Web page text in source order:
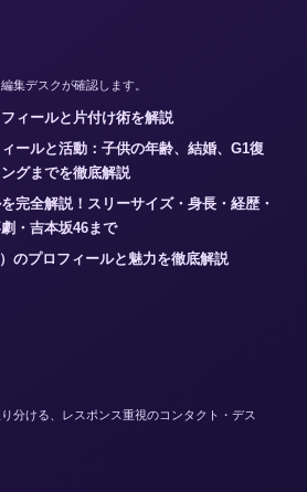
集デスクが確認します。
ィールと片付け術を解説
ールと活動：子供の年齢、結婚、G1復
グまでを徹底解説
完全解説！スリーサイズ・身長・経歴・
・吉本坂46まで
のプロフィールと魅力を徹底解説
分ける、レスポンス重視のコンタクト・デス